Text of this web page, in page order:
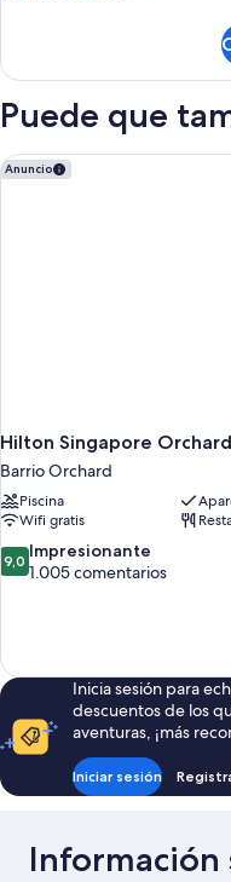
Room
Puede que
Anuncio
Hilton Singapore Orchard
Barrio Orchard
Piscina
Wifi gratis
9.0
sobre
9,0 Impresionante
1.005 comentarios
Hilton Singapore Orchard
Inicia sesión para
descuentos de los
aventuras, ¡más
Iniciar sesión
Información